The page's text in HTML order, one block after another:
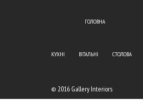
ГОЛОВНА
КУХНІ ВІТАЛЬНІ СТОЛОВА
© 2016 Gallery Interiors